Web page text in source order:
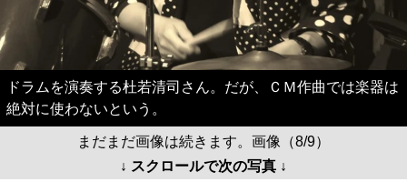
ドラムを演奏する杜若清司さん。だが、ＣＭ作曲では楽器は
絶対に使わないという。
まだまだ画像は続きます。画像（8/9）
↓ スクロールで次の写真 ↓